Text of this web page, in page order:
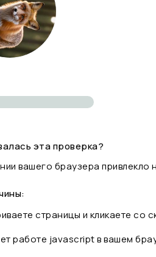
эта проверка?
вашего браузера привлекло
страницы и кликаете
работе javascript в вашем